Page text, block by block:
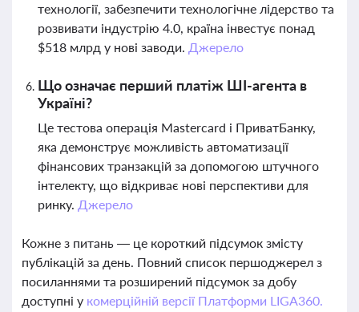
технології, забезпечити технологічне лідерство та
розвивати індустрію 4.0, країна інвестує понад
$518 млрд у нові заводи. Джерело
Що означає перший платіж ШІ-агента в
Україні?
Це тестова операція Mastercard і ПриватБанку,
яка демонструє можливість автоматизації
фінансових транзакцій за допомогою штучного
інтелекту, що відкриває нові перспективи для
ринку. Джерело
Кожне з питань — це короткий підсумок змісту
публікацій за день. Повний список першоджерел з
посиланнями та розширений підсумок за добу
доступні у комерційній версії Платформи LIGA360.